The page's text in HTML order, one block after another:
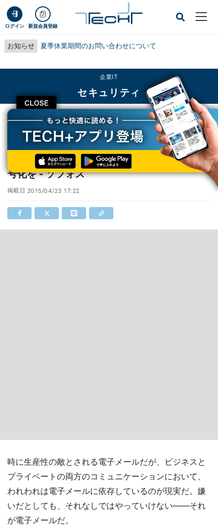
ログイン 新規会員登録
お知らせ 夏季休業期間のお問い合わせについて
CLOSE
企業IT
セキュリティ
TECH+ 企業IT
セキュリティ
電子メールは古い技術、重要なメールには暗号化を - ソフォス
電子メールは古い技術、重要なメールには暗
号化を - ソフォス
掲載日 2015/04/23 17:22
時に生産性の敵とされる電子メールだが、ビジネスと
プライベートの両方のコミュニケーションにおいて、
われわれは電子メールに依存しているのが現実だ。嫌
いだとしても、それなしではやっていけない――それ
が電子メールだ。